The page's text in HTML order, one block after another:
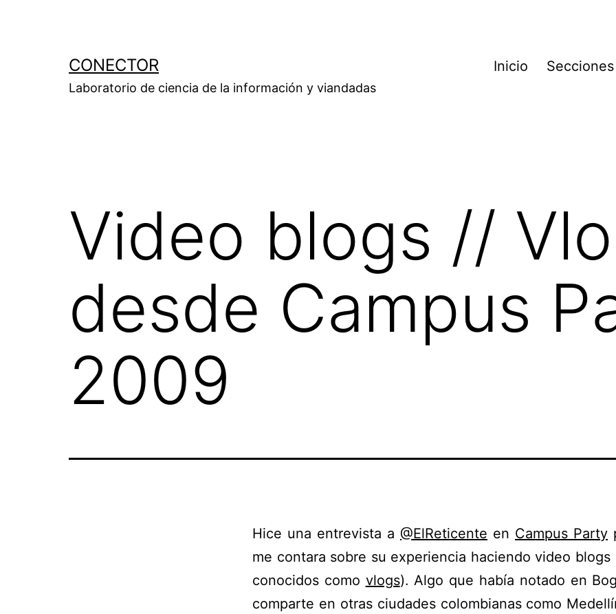
CONECTOR
Laboratorio de ciencia de la información y viandadas
Inicio Secciones
Video blogs //
desde Campus
2009
Hice una entrevista a @ElReticente en Campus Party
me contara sobre su experiencia haciendo video blogs
conocidos como vlogs). Algo que había notado en
comparte en otras ciudades colombianas como